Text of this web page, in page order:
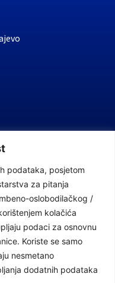
podataka, posjetom
za pitanja
oslobodilačkog /
kolačića
podaci za osnovnu
Koriste se samo
nesmetano
dodatnih podataka